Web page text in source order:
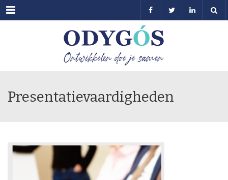
Menu
Presentatievaardigheden